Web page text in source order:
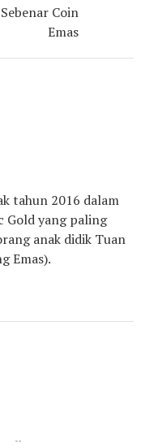
Coin
Emas
tahun 2016 dalam
Gold yang paling
anak didik Tuan
Emas).